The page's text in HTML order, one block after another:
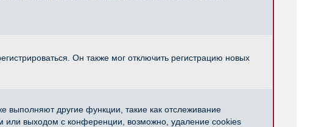
Он также мог отключить регистрацию новых
выполняют другие функции, такие как отслеживание
или выходом с конференции, возможно, удаление cookies